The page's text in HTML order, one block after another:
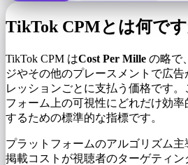
インプレッション数
TikTok CPMとは何で
TikTok CPM はCost Per Mille の略で
ジやその他のプレースメントで広告
レッションごとに支払う価格です
フォーム上の可視性にどれだけ効
するための標準的な指標です。
プラットフォームのアルゴリズム
掲載コストが視聴者のターゲティ